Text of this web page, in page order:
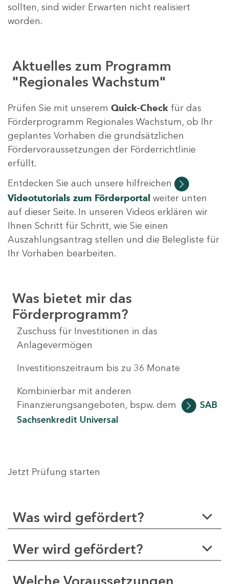
sollten, sind wider Erwarten nicht realisiert
worden.
Aktuelles zum Programm
"Regionales Wachstum"
Prüfen Sie mit unserem Quick-Check für das
Förderprogramm Regionales Wachstum, ob Ihr
geplantes Vorhaben die grundsätzlichen
Fördervoraussetzungen der Förderrichtlinie
erfüllt.
Entdecken Sie auch unsere hilfreichen
Videotutorials zum Förderportal weiter unten
auf dieser Seite. In unseren Videos erklären wir
Ihnen Schritt für Schritt, wie Sie einen
Auszahlungsantrag stellen und die Belegliste für
Ihr Vorhaben bearbeiten.
Was bietet mir das
Förderprogramm?
Zuschuss für Investitionen in das
Anlagevermögen
Investitionszeitraum bis zu 36 Monate
Kombinierbar mit anderen
Finanzierungsangeboten, bspw. dem
SAB
Sachsenkredit Universal
Jetzt Prüfung starten
Was wird gefördert?
Wer wird gefördert?
Welche Voraussetzungen